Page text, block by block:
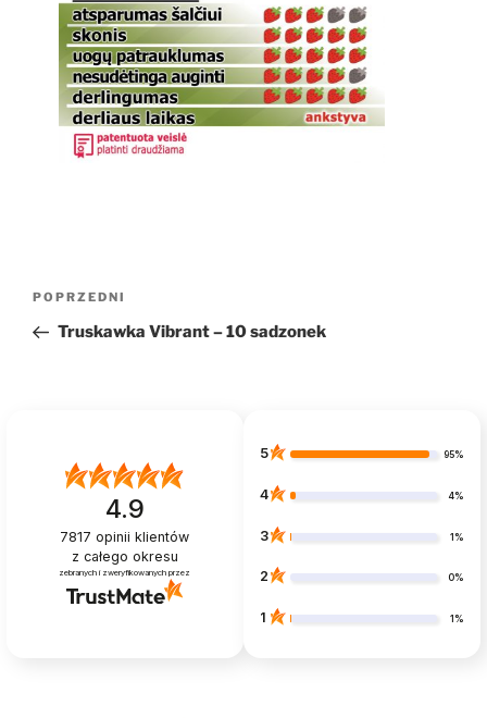
Nawigacja
Poprzedni
wpis
POPRZEDNI
Truskawka Vibrant – 10 sadzonek
4.9
7817 opinii klientów
z całego okresu
zebranych i zweryfikowanych przez
5 95%
4 4%
3 1%
2 0%
1 1%